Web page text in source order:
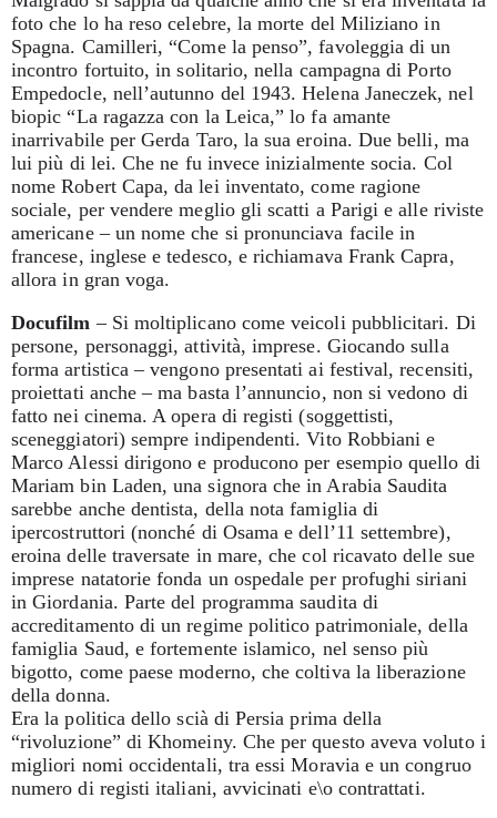
foto che lo ha reso celebre, la morte del Miliziano in
Spagna. Camilleri, “Come la penso”, favoleggia di un
incontro fortuito, in solitario, nella campagna di Porto
Empedocle, nell’autunno del 1943. Helena Janeczek, nel
biopic “La ragazza con la Leica,” lo fa amante
inarrivabile per Gerda Taro, la sua eroina. Due belli, ma
lui più di lei. Che ne fu invece inizialmente socia. Col
nome Robert Capa, da lei inventato, come ragione
sociale, per vendere meglio gli scatti a Parigi e alle riviste
americane – un nome che si pronunciava facile in
francese, inglese e tedesco, e richiamava Frank Capra,
allora in gran voga.
Docufilm – Si moltiplicano come veicoli pubblicitari. Di
persone, personaggi, attività, imprese. Giocando sulla
forma artistica – vengono presentati ai festival, recensiti,
proiettati anche – ma basta l’annuncio, non si vedono di
fatto nei cinema. A opera di registi (soggettisti,
sceneggiatori) sempre indipendenti. Vito Robbiani e
Marco Alessi dirigono e producono per esempio quello di
Mariam bin Laden, una signora che in Arabia Saudita
sarebbe anche dentista, della nota famiglia di
ipercostruttori (nonché di Osama e dell’11 settembre),
eroina delle traversate in mare, che col ricavato delle sue
imprese natatorie fonda un ospedale per profughi siriani
in Giordania. Parte del programma saudita di
accreditamento di un regime politico patrimoniale, della
famiglia Saud, e fortemente islamico, nel senso più
bigotto, come paese moderno, che coltiva la liberazione
della donna.
Era la politica dello scià di Persia prima della
“rivoluzione” di Khomeiny. Che per questo aveva voluto i
migliori nomi occidentali, tra essi Moravia e un congruo
numero di registi italiani, avvicinati e\o contrattati.